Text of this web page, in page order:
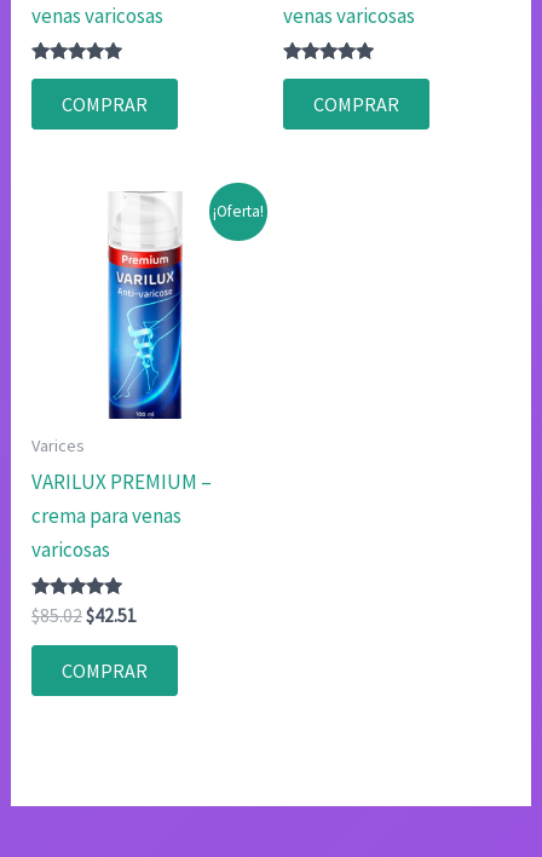
venas varicosas
Valorado
4.75
de 5
COMPRAR
venas varicosas
Valorado
4.75
de 5
COMPRAR
¡Oferta!
Varices
VARILUX PREMIUM –
crema para venas
varicosas
Valorado
con
4.75
de 5
$85.02El
original
era:
$42.51
actual
es:
COMPRAR